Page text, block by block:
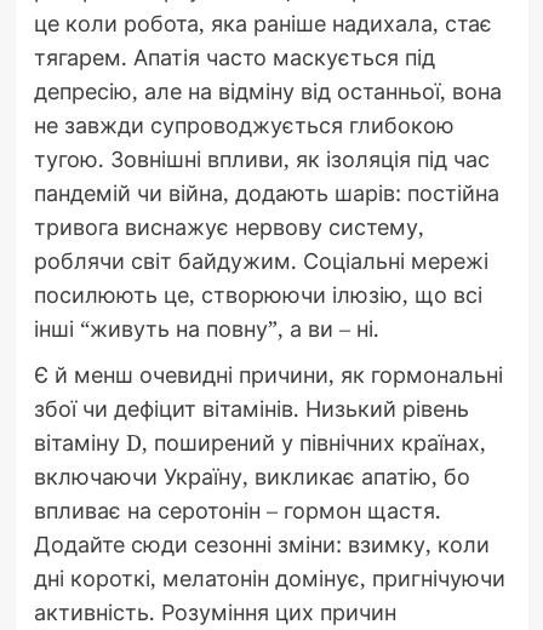
це коли робота, яка раніше надихала, стає
тягарем. Апатія часто маскується під
депресію, але на відміну від останньої, вона
не завжди супроводжується глибокою
тугою. Зовнішні впливи, як ізоляція під час
пандемій чи війна, додають шарів: постійна
тривога виснажує нервову систему,
роблячи світ байдужим. Соціальні мережі
посилюють це, створюючи ілюзію, що всі
інші “живуть на повну”, а ви – ні.
Є й менш очевидні причини, як гормональні
збої чи дефіцит вітамінів. Низький рівень
вітаміну D, поширений у північних країнах,
включаючи Україну, викликає апатію, бо
впливає на серотонін – гормон щастя.
Додайте сюди сезонні зміни: взимку, коли
дні короткі, мелатонін домінує, пригнічуючи
активність. Розуміння цих причин